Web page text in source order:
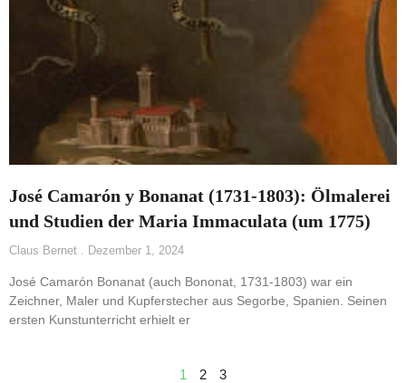
José Camarón y Bonanat (1731-1803): Ölmalerei
und Studien der Maria Immaculata (um 1775)
Claus Bernet Dezember 1, 2024
José Camarón Bonanat (auch Bononat, 1731-1803) war ein
Zeichner, Maler und Kupferstecher aus Segorbe, Spanien. Seinen
ersten Kunstunterricht erhielt er
1 2 3